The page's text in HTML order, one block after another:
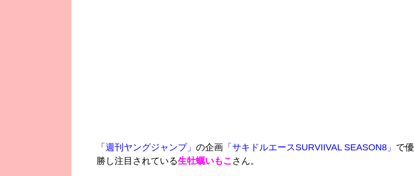
「 週刊ヤングジャンプ」 の企画 「サキドルエースSURVIIVAL SEASON8」 で優
勝し注目されている生牡蠣いもこ さん。